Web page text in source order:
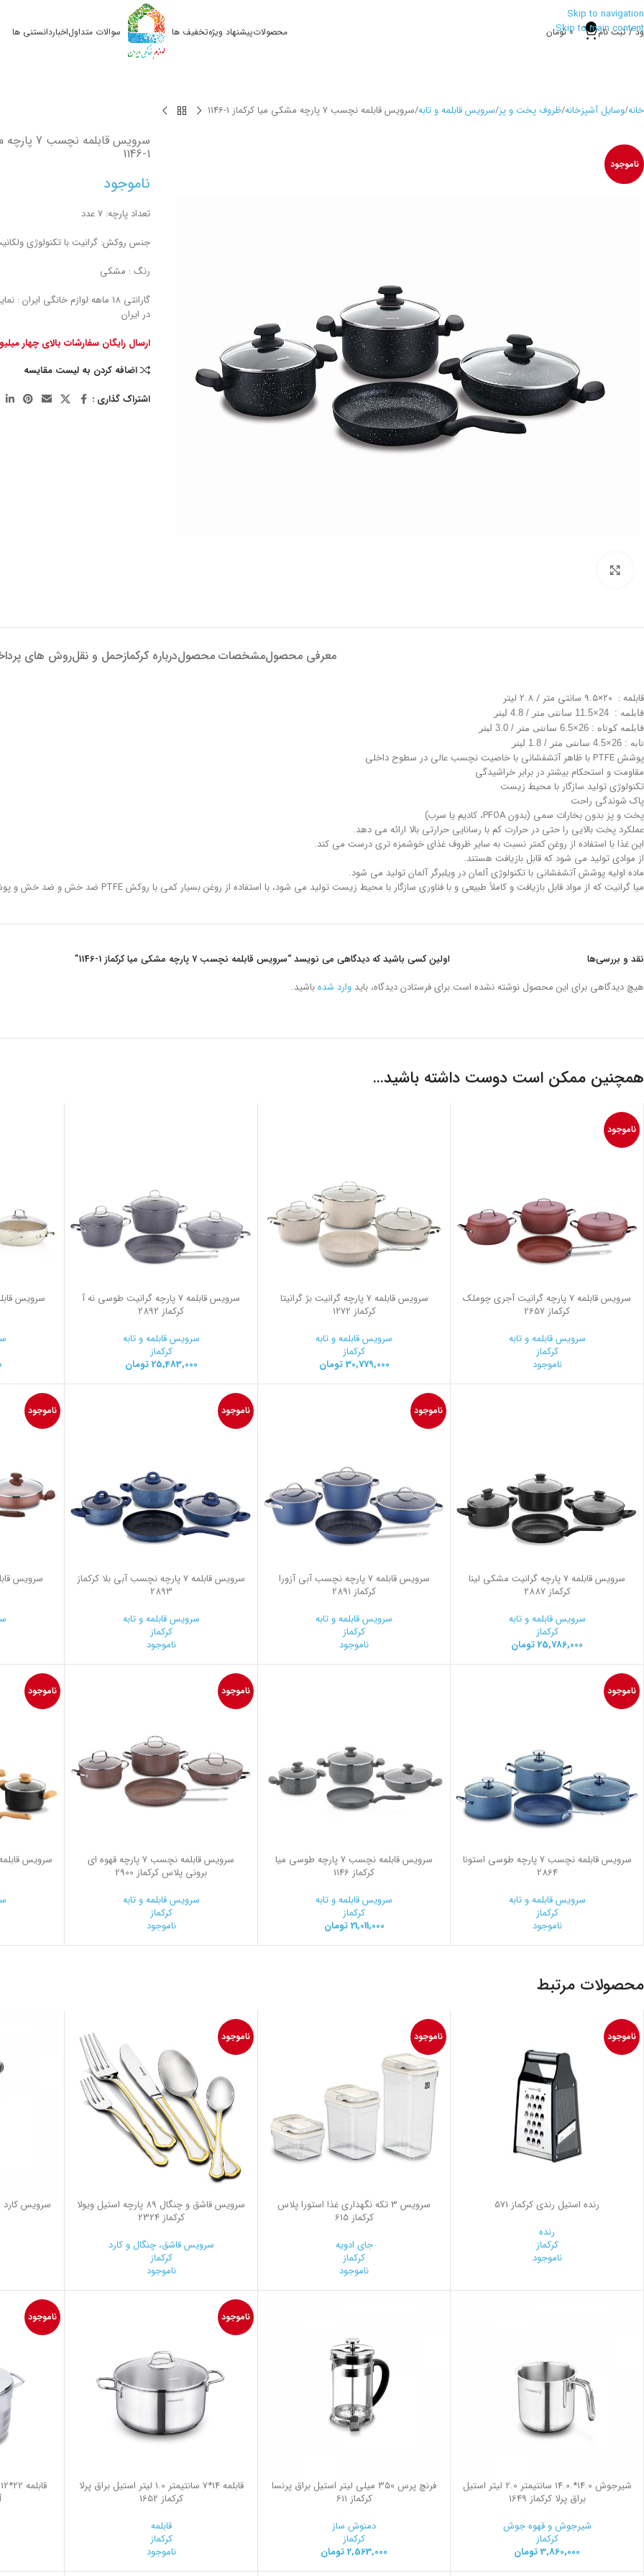
Skip to navigation
Skip to main content
/ ثبت نام 0
0 تومان محصولاتپیشنهاد ویژهتخفیف ها سوالات متداولاخباردانستنی ها
خانه وسایل آشپزخانه ظروف پخت و پز سرویس قابلمه و تابه سرویس قابلمه نچسب 7 پارچه مشکی میا کرکماز 1146-1
ناموجود
سرویس قابلمه نچسب 7 پارچه مشکی میا کرکماز
1146-1
ناموجود
تعداد پارچه: 7 عدد
جنس روکش: گرانیت با تکنولوژی
رنگ : مشکی
گارانتی 18 ماهه لوازم خانگی
در ایران
ارسال رایگان سفارشات بالای چهار
اضافه کردن به لیست مقایسه
اشتراک گذاری :
معرفی محصولمشخصات محصولدرباره کرکمازحمل و نقلروش های
قابلمه : 20×9.5 سانتی متر / 2.8 لیتر
قابلمه : 24×11.5 سانتی متر / 4.8 لیتر
قابلمه کوتاه : 26×6.5 سانتی متر / 3.0 لیتر
تابه : 26×4.5 سانتی متر / 1.8 لیتر
پوشش PTFE با ظاهر آتشفشانی با خاصیت نچسب عالی در سطوح داخلی
مقاومت و استحکام بیشتر در برابر خراشیدگی
تکنولوژی تولید سازگار با محیط زیست
پاک شوندگی راحت
پخت و پز بدون بخارات سمی (بدون PFOA، کادیم یا سرب)
عملکرد پخت بالایی را حتی در حرارت کم با رسانایی حرارتی بالا ارائه می دهد.
این غذا با استفاده از روغن کمتر نسبت به سایر ظروف غذای خوشمزه تری درست می کند.
از موادی تولید می شود که قابل بازیافت هستند.
ماده اولیه پوشش آتشفشانی با تکنولوژی آلمان در ویلبرگر آلمان تولید می شود.
میا گرانیت که از مواد قابل بازیافت و کاملاً طبیعی و با فناوری سازگار با محیط زیست تولید می شود، با استفاده از روغن بسیار کمی با روکش PTFE ضد خش و ضد خش و پوشش بیرونی سیلیکونی مقاوم در برابر دمای بالا، غذاهای خوشمزه درست می کند.
نقد و بررسی‌ها
هیچ دیدگاهی برای این محصول نوشته نشده است.
اولین کسی باشید که دیدگاهی می نویسد “سرویس قابلمه نچسب 7 پارچه مشکی میا کرکماز 1146-1
”
برای فرستادن دیدگاه، باید وارد شدهباشید.
همچنین ممکن است دوست داشته باشید…
ناموجود
سرویس قابلمه 7 پارچه گرانیت آجری چوملک
کرکماز 2657
سرویس قابلمه و تابه
کرکماز
ناموجود
سرویس قابلمه 7 پارچه گرانیت بژ گرانیتا
کرکماز 1272
سرویس قابلمه و تابه
کرکماز
30,779,000 تومان
سرویس قابلمه 7 پارچه گرانیت طوسی نه آ
کرکماز 2892
سرویس قابلمه و تابه
کرکماز
25,483,000 تومان
سرویس قابلمه 7 پارچه گرانیت مشکی لینا
کرکماز 2887
سرویس قابلمه و تابه
کرکماز
25,786,000 تومان
ناموجود
سرویس قابلمه 7 پارچه نچسب آبی آزورا
کرکماز 2891
سرویس قابلمه و تابه
کرکماز
ناموجود
ناموجود
سرویس قابلمه 7 پارچه نچسب آبی بلا کرکماز
2893
سرویس قابلمه و تابه
کرکماز
ناموجود
ناموجود
ناموجود
سرویس قابلمه نچسب 7 پارچه طوسی استونا
2864
سرویس قابلمه و تابه
کرکماز
ناموجود
سرویس قابلمه نچسب 7 پارچه طوسی میا
کرکماز 1146
سرویس قابلمه و تابه
کرکماز
21,011,000 تومان
ناموجود
سرویس قابلمه نچسب 7 پارچه قهوه ای
برونی پلاس کرکماز 2900
سرویس قابلمه و تابه
کرکماز
ناموجود
ناموجود
محصولات مرتبط
ناموجود
رنده استیل رندي کرکماز 571
رنده
کرکماز
ناموجود
ناموجود
سرويس 3 تكه نگهداری غذا استورا پلاس
کرکماز 615
جای ادویه
کرکماز
ناموجود
ناموجود
سرویس قاشق و چنگال 89 پارچه استیل ویولا
کرکماز 2324
سرویس قاشق، چنگال و کارد
کرکماز
ناموجود
سرویس کارد 9 پارچه مولتی بلید کرکماز 550
شیرجوش 14.0*.14.0 سانتیمتر 2.0 لیتر استیل
براق پرلا کرکماز 1649
شیرجوش و قهوه جوش
کرکماز
3,860,000 تومان
فرنچ پرس 350 میلی لیتر استیل براق پرنسا
کرکماز 611
دمنوش ساز
کرکماز
2,563,000تومان
ناموجود
قابلمه 14*7 سانتیمتر 1.0 لیتر استیل براق پرلا
کرکماز 1652
قابلمه
کرکماز
ناموجود
ناموجود